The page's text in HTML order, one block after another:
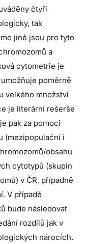
čtyři
tak
jiné jsou pro tyto
a
cytometrie je
poměrně
velkého množství
je literární rešerše
pak za pomoci
(mezipopulační i
obsahu
cytotypů (skupin
v ČR, případně
V případě
bude následovat
rozdílů jak v
nárocích.